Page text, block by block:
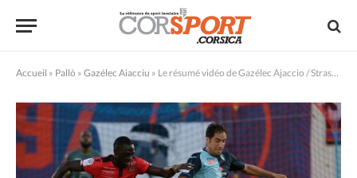
Accueil » Pallò » Gazélec Aiacciu » Le résumé vidéo de Gazélec Ajaccio / Strasbourg (1-1)